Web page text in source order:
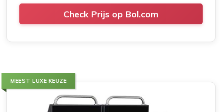
Check Prijs op Bol.com
MEEST LUXE KEUZE